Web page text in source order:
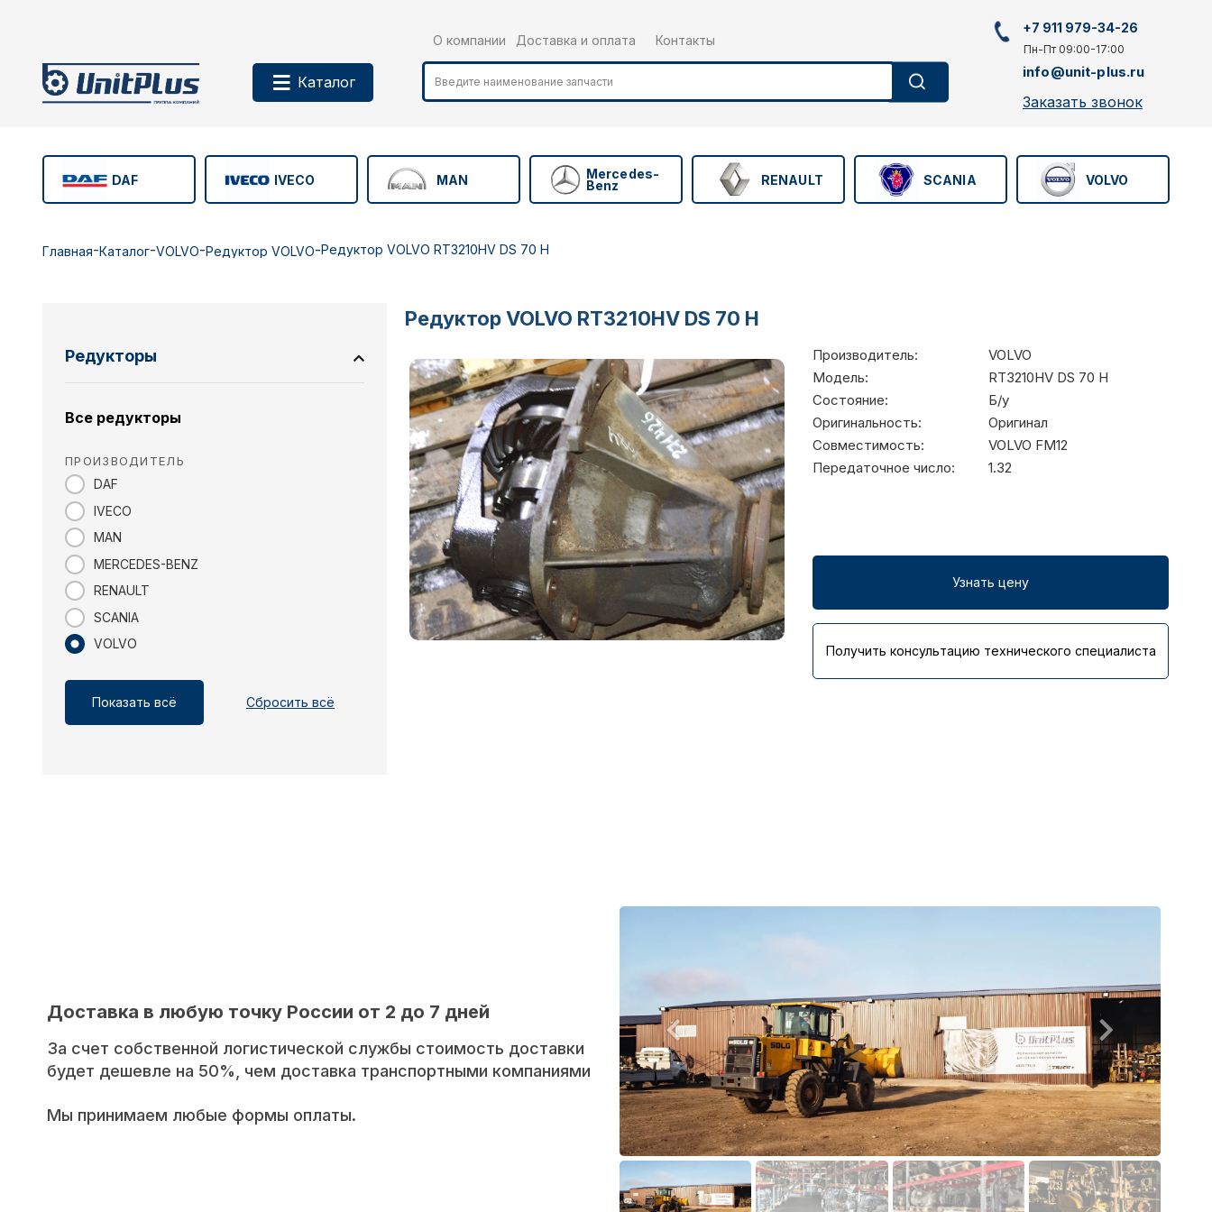
Каталог
О компании Доставка и оплата Контакты
+7 911 979-34-26
Пн-Пт 09:00-17:00
info@unit-plus.ru
Заказать звонок
DAF IVECO MAN Mercedes-
Benz RENAULT SCANIA VOLVO
Главная-Каталог-VOLVO-Редуктор VOLVO-Редуктор VOLVO RT3210HV DS 70 H
Редукторы
Все редукторы
ПРОИЗВОДИТЕЛЬ
DAF
IVECO
MAN
MERCEDES-BENZ
RENAULT
SCANIA
VOLVO
Показать всё Сбросить всё
Редуктор VOLVO RT3210HV DS 70 H
Производитель:
VOLVO
Модель:
RT3210HV DS 70 H
Состояние:
Б/у
Оригинальность:
Оригинал
Совместимость:
VOLVO FM12
Передаточное число:
1.32
Узнать цену
Получить консультацию технического специалиста
Доставка в любую точку России от 2 до 7 дней
За счет собственной логистической службы стоимость доставки
будет дешевле на 50%, чем доставка транспортными компаниями
Мы принимаем любые формы оплаты.